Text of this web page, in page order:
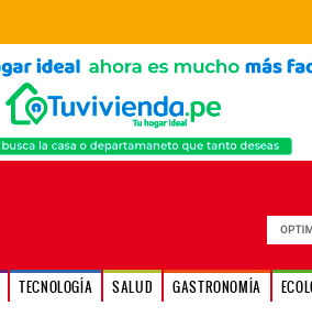
TECNOLOGÍA SALUD GASTRONOMÍA